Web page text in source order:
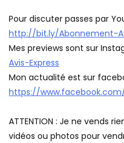
Pour discuter passes par
http://bit.ly/Abonnement-
Mes previews sont sur
Avis-Express
Mon actualité est sur
https://
ATTENTION : Je ne vends
vidéos ou photos pour